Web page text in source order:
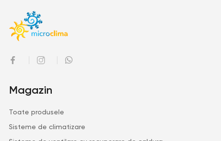
Magazin
Toate produsele
Sisteme de climatizare